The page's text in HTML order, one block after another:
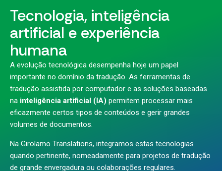
Tecnologia, inteligência
artificial e experiência
humana
A evolução tecnológica desempenha hoje um papel
importante no domínio da tradução. As ferramentas de
tradução assistida por computador e as soluções baseadas
na inteligência artificial (IA) permitem processar mais
eficazmente certos tipos de conteúdos e gerir grandes
volumes de documentos.
Na Girolamo Translations, integramos estas tecnologias
quando pertinente, nomeadamente para projetos de tradução
de grande envergadura ou colaborações regulares.